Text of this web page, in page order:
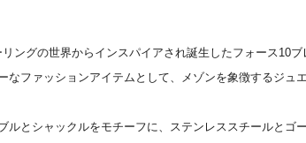
ングの世界からインスパイアされ誕生したフォース10ブ
なファッションアイテムとして、メゾンを象徴するジュ
ルとシャックルをモチーフに、ステンレススチールとゴ